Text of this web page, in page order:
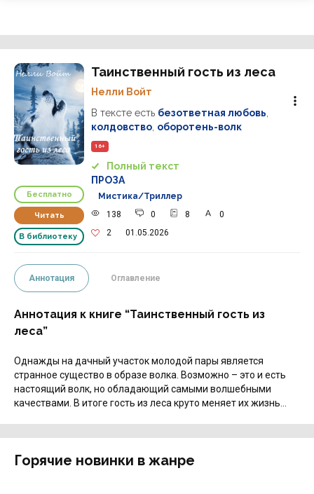
Бесплатно
Читать
В библиотеку
Таинственный гость из леса
Нелли Войт
В тексте есть безответная любовь
колдовство оборотень-волк
16+
Полный текст
ПРОЗА
Мистика/Триллер
138
0 8
0
2
01.05.2026
Аннотация Оглавление
Аннотация к книге “Таинственный гость из
леса”
Однажды на дачный участок молодой пары является
странное существо в образе волка. Возможно – это и есть
настоящий волк, но обладающий самыми волшебными
качествами. В итоге гость из леса круто меняет их жизнь…
Горячие новинки в жанре